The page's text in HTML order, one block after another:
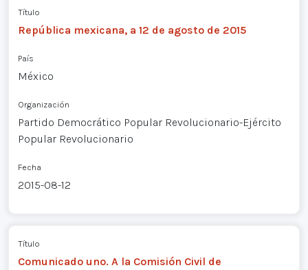
Título
República mexicana, a 12 de agosto de 2015
País
México
Organización
Partido Democrático Popular Revolucionario-Ejército
Popular Revolucionario
Fecha
2015-08-12
Título
Comunicado uno. A la Comisión Civil de